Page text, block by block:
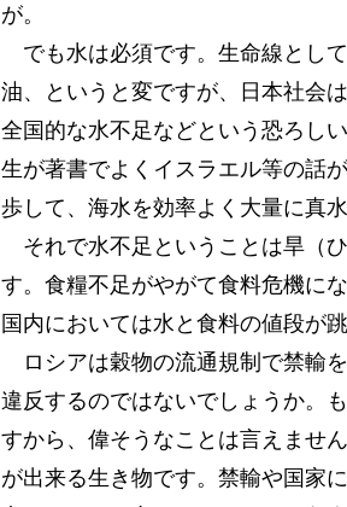
が。
でも水は必須です。生命線とし
油、というと変ですが、日本社会
全国的な水不足などという恐ろし
生が著書でよくイスラエル等の話
歩して、海水を効率よく大量に真
それで水不足ということは旱（
す。食糧不足がやがて食料危機に
国内においては水と食料の値段が
ロシアは穀物の流通規制で禁輸
違反するのではないでしょうか。
すから、偉そうなことは言えませ
が出来る生き物です。禁輸や国家